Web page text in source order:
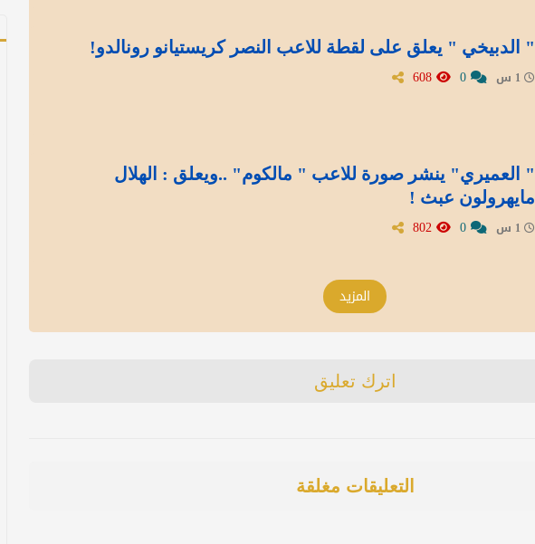
" الدبيخي " يعلق على لقطة للاعب النصر كريستيانو رونالدو!
" العميري" ينشر صورة للاعب " مالكوم" ..ويعلق : الهلال
مايهرولون عبث !
المزيد
اترك تعليق
التعليقات مغلقة